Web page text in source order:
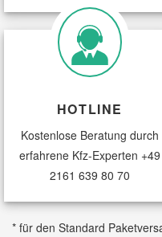
HOTLINE
Kostenlose Beratung durch
erfahrene Kfz-Experten +49
2161 639 80 70
* für den Standard